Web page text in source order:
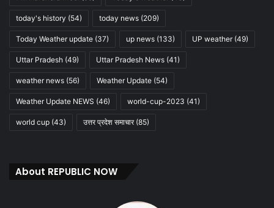
today's history (54) today news (209)
Today Weather update (37) up news (133) UP weather(49)
Uttar Pradesh (49) Uttar Pradesh News (41)
weather news (56) Weather Update (54)
Weather Update NEWS (46) world-cup-2023 (41)
world cup (43) उत्तर प्रदेश समाचार(85)
About REPUBLIC NOW